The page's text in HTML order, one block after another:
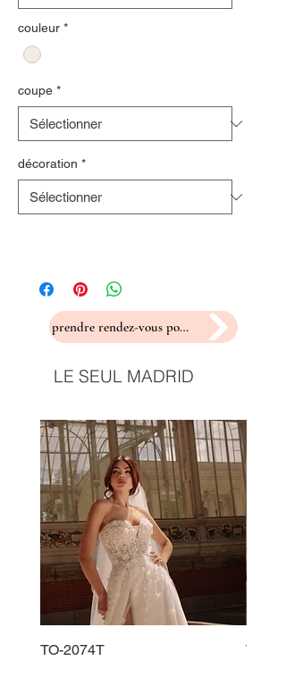
couleur *
coupe *
décoration *
prendre rendez-vous pour un essayage
LE SEUL MADRID
TO-2074T TO-